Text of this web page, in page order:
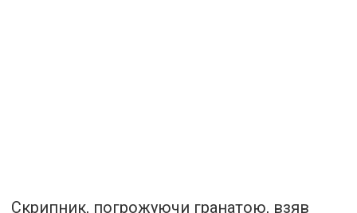
Скрипник, погрожуючи гранатою, взяв